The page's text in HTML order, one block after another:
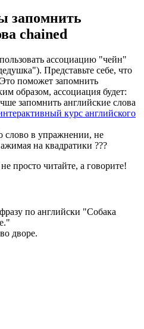
запомнить
chained
ассоциацию "чейн"
Представьте себе, что
поможет запомнить
образом, ассоциация будет:
запомнить английские слова
курс английского
слово в упражнении, не
на квадратики ???
просто читайте, а говорите!
по английски "Собака
"
дворе.